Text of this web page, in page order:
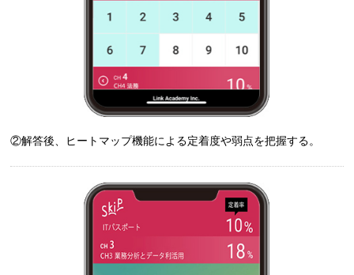
②解答後、ヒートマップ機能による定着度や弱点を把握する。